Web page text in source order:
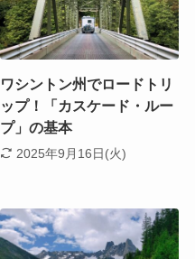
ワシントン州でロードトリ
ップ！「カスケード・ルー
プ」の基本
2025年9月16日(火)